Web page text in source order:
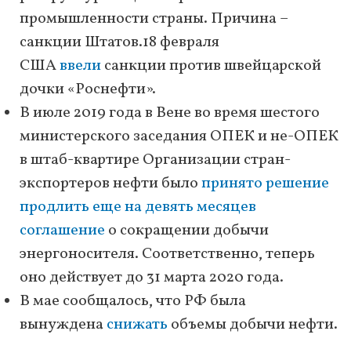
промышленности страны. Причина –
санкции Штатов.18 февраля
СШАввелисанкции против швейцарской
дочки «Роснефти».
В июле 2019 года в Вене во время шестого
министерского заседания ОПЕК и не-ОПЕК
в штаб-квартире Организации стран-
экспортеров нефти былопринято решение
продлить еще на девять месяцев
соглашение о сокращении добычи
энергоносителя. Соответственно, теперь
оно действует до 31 марта 2020 года.
В мае сообщалось, что РФ была
вынужденаснижать объемы добычи нефти.